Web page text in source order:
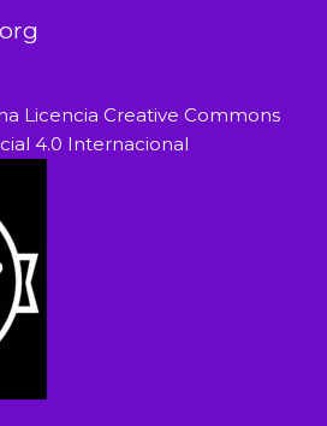
Licencia Creative Commons
4.0 Internacional